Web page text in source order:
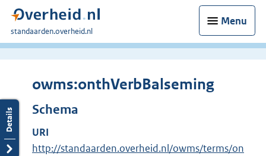
Menu
U
bent
standaarden.overheid.nl
owms:onthVerbBalseming
Schema
URI
http://standaarden.overheid.nl/owms/terms/on